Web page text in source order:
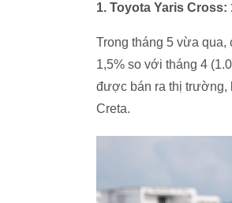
1. Toyota Yaris Cross:
Trong tháng 5 vừa qua,
1,5% so với tháng 4
được bán ra thị trường,
Creta.